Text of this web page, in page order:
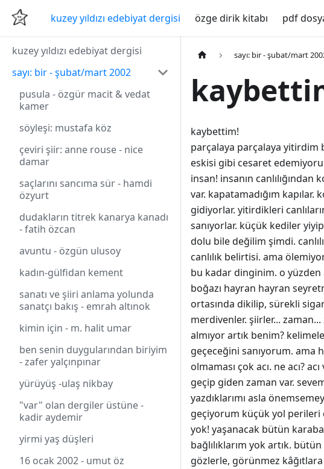
kuzey yıldızı edebiyat dergisi özge dirik kitabı pdf
kuzey yıldızı edebiyat dergisi
sayı: bir - şubat/mart 2002
pusula - özgür macit & vedat
kamer
söyleşi: mustafa köz
çeviri şiir: anne rouse - nice
damar
saçlarını sancıma sür - hamdi
özyurt
dudakların titrek kanarya kanadı
- fatih özcan
avuntu - özgün ulusoy
kadın-gülfidan kement
sanatı ve şiiri anlama yolunda
sanatçı bakış - emrah altınok
kimin için - m. halit umar
ben senin duygularından biriyim
- zafer yalçınpınar
yürüyüş -ulaş nikbay
"var" olan dergiler üstüne -
kadir aydemir
yirmi yaş düşleri
16 ocak 2002 - umut öz
sayı: bir - şubat/mart
kaybettim!
parçalaya parçalaya yitirdim
eskisi gibi cesaret
insan! insanın
var. kapatamadığım kapılar.
gidiyorlar. yitirdikleri
sanıyorlar. küçük kediler
dolu bile değilim şimdi.
canlılık belirtisi. ama
bu kadar dinginim. o yüzden
boğazı hayran hayran
ortasında dikilip, sürekli
merdivenler. şiirler...
almıyor artık benim?
geçeceğini sanıyorum. ama
olmaması çok acı. ne acı?
geçip giden zaman var.
yazdıklarımı asla
geçiyorum küçük yol perileri
yok! yaşanacak bütün
bağlılıklarım yok artık.
gözlerle, görünmez kâğıtlara